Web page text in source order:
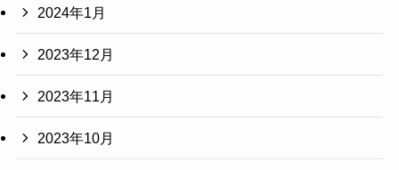
2024年1月
2023年12月
2023年11月
2023年10月